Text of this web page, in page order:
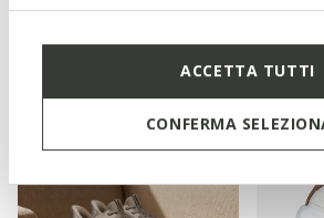
ACCETTA TUTTI
CONFERMA
FLEXTRIDE PLUS FEMME
1 COULEUR